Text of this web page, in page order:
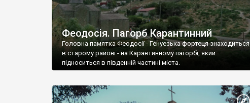
Феодосія. Пагорб Карантинний
Головна памятка Феодосії - Генуезька фортеця знаходиться
в старому районі - на Карантинному пагорбі, який
підноситься в південній частині міста.